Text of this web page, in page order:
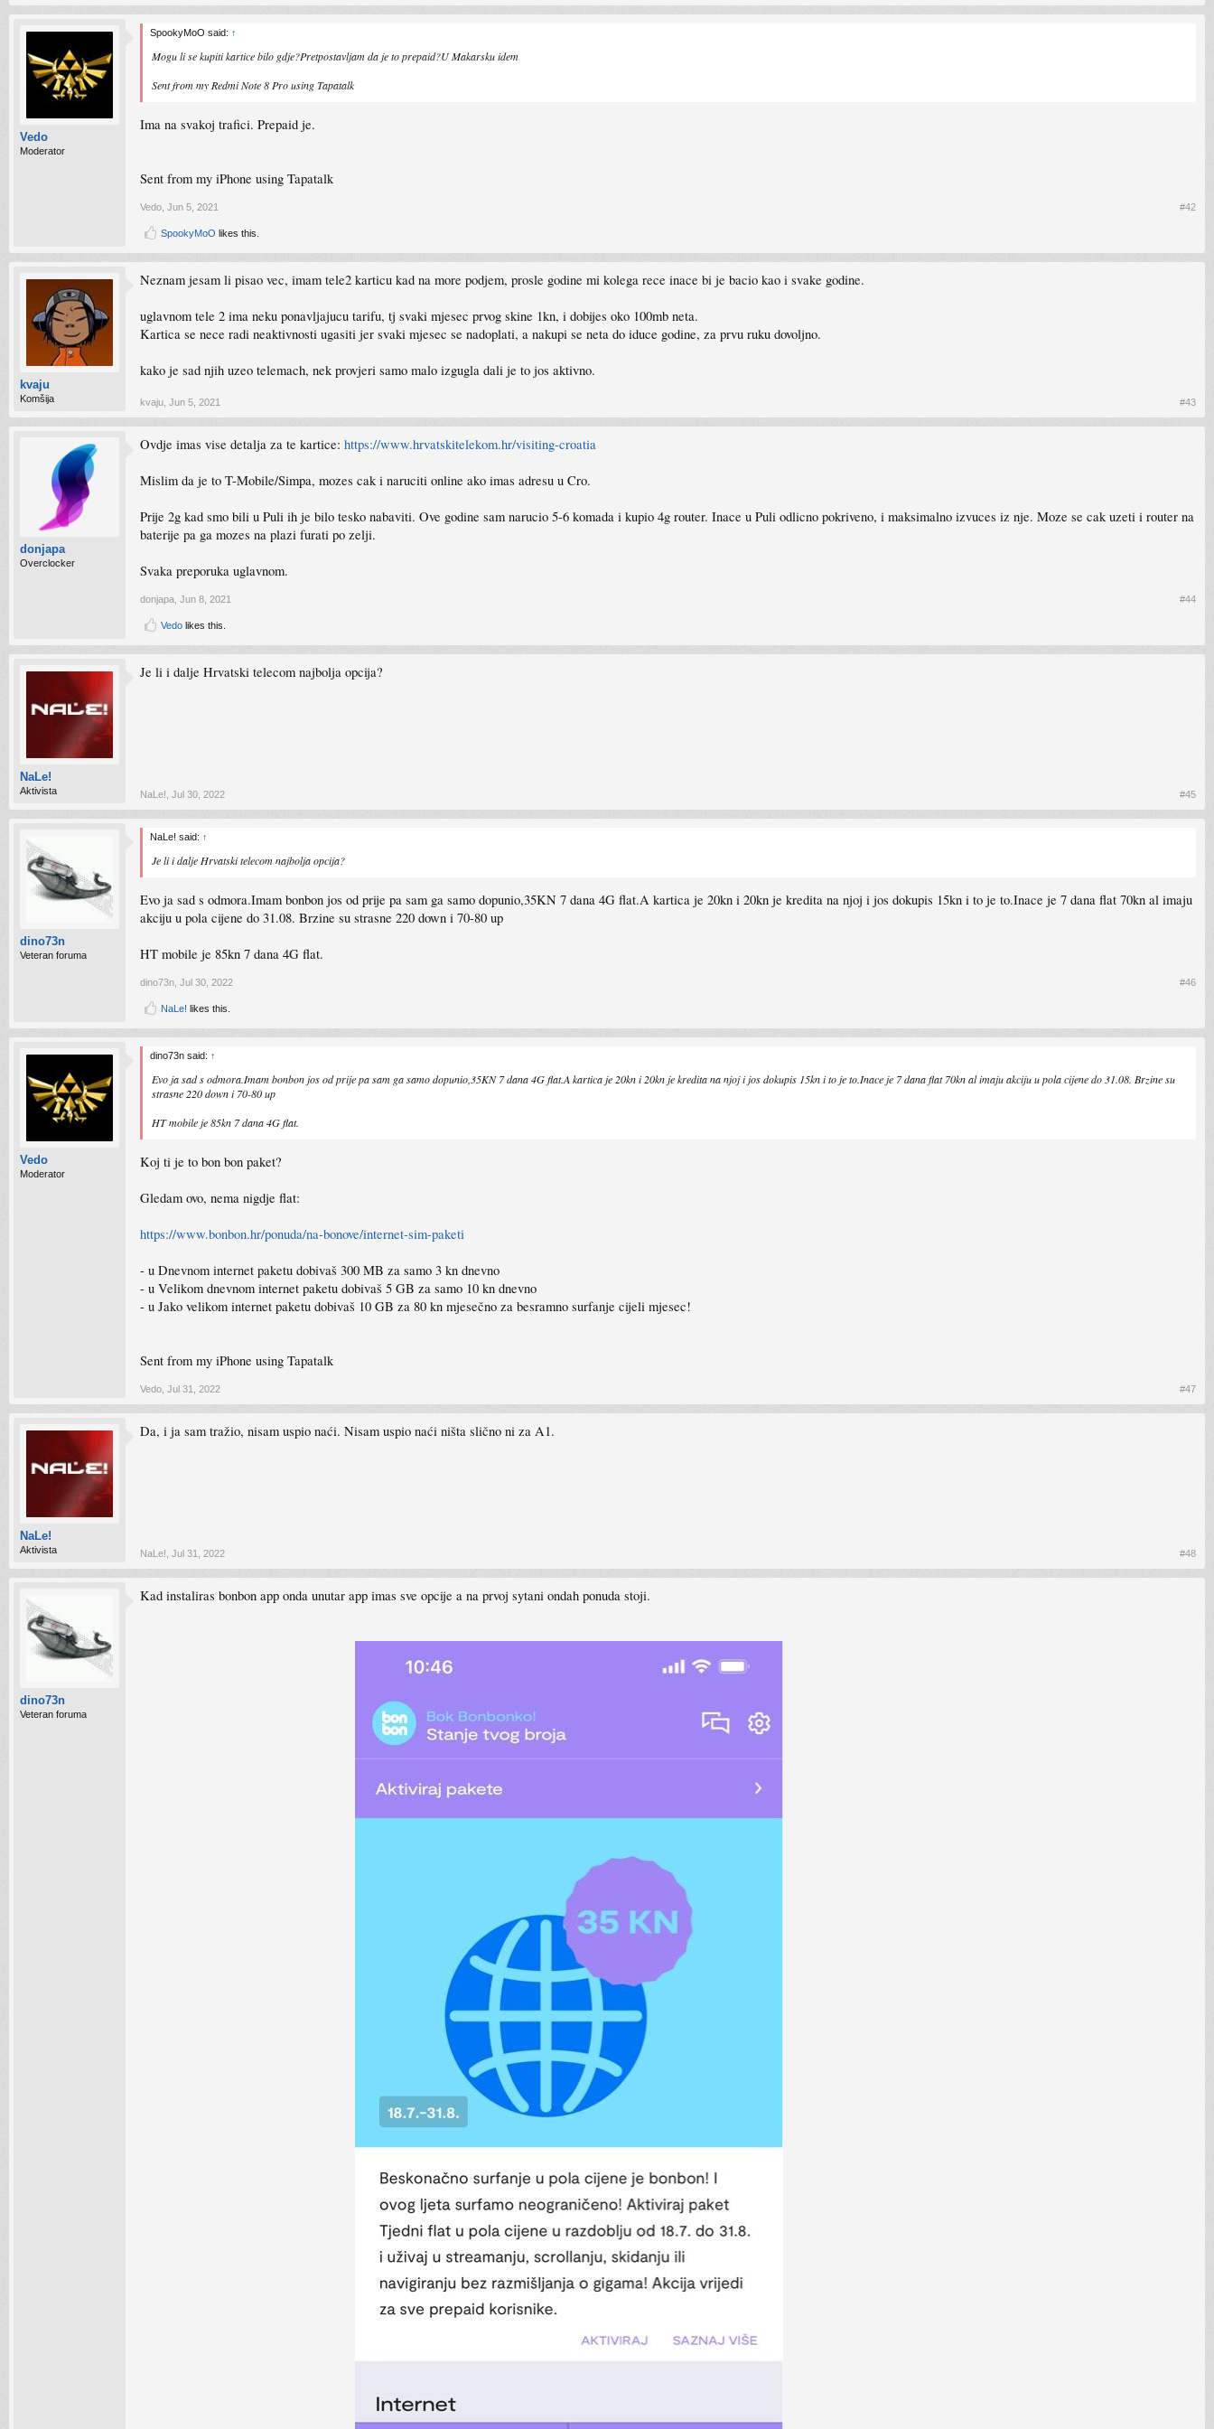
Vedo
Moderator
SpookyMoO said: ↑
Mogu li se kupiti kartice bilo gdje?Pretpostavljam da je to prepaid?U Makarsku idem
Sent from my Redmi Note 8 Pro using Tapatalk
Ima na svakoj trafici. Prepaid je.
Sent from my iPhone using Tapatalk
Vedo Jun 5, 2021 #42
SpookyMoO likes this.
kvaju
Komšija
Neznam jesam li pisao vec, imam tele2 karticu kad na more podjem, prosle godine mi kolega rece inace bi je bacio kao i svake godine.
uglavnom tele 2 ima neku ponavljajucu tarifu, tj svaki mjesec prvog skine 1kn, i dobijes oko 100mb neta.
Kartica se nece radi neaktivnosti ugasiti jer svaki mjesec se nadoplati, a nakupi se neta do iduce godine, za prvu ruku dovoljno.
kako je sad njih uzeo telemach, nek provjeri samo malo izgugla dali je to jos aktivno.
kvaju Jun 5, 2021 #43
donjapa
Overclocker
Ovdje imas vise detalja za te kartice: https://www.hrvatskitelekom.hr/visiting-croatia
Mislim da je to T-Mobile/Simpa, mozes cak i naruciti online ako imas adresu u Cro.
Prije 2g kad smo bili u Puli ih je bilo tesko nabaviti. Ove godine sam narucio 5-6 komada i kupio 4g router. Inace u Puli odlicno pokriveno, i maksimalno izvuces iz nje. Moze se cak uzeti i router na
baterije pa ga mozes na plazi furati po zelji.
Svaka preporuka uglavnom.
donjapa Jun 8, 2021 #44
Vedo likes this.
NaLe!
Aktivista
Je li i dalje Hrvatski telecom najbolja opcija?
NaLe! Jul 30, 2022 #45
dino73n
Veteran foruma
NaLe! said: ↑
Je li i dalje Hrvatski telecom najbolja opcija?
Evo ja sad s odmora.Imam bonbon jos od prije pa sam ga samo dopunio,35KN 7 dana 4G flat.A kartica je 20kn i 20kn je kredita na njoj i jos dokupis 15kn i to je to.Inace je 7 dana flat 70kn al imaju
akciju u pola cijene do 31.08. Brzine su strasne 220 down i 70-80 up
HT mobile je 85kn 7 dana 4G flat.
dino73n Jul 30, 2022 #46
NaLe! likes this.
Vedo
Moderator
dino73n said: ↑
Evo ja sad s odmora.Imam bonbon jos od prije pa sam ga samo dopunio,35KN 7 dana 4G flat.A kartica je 20kn i 20kn je kredita na njoj i jos dokupis 15kn i to je to.Inace je 7 dana flat 70kn al imaju akciju u pola cijene do 31.08. Brzine su
strasne 220 down i 70-80 up
HT mobile je 85kn 7 dana 4G flat.
Koj ti je to bon bon paket?
Gledam ovo, nema nigdje flat:
https://www.bonbon.hr/ponuda/na-bonove/internet-sim-paketi
- u Dnevnom internet paketu dobivaš 300 MB za samo 3 kn dnevno
- u Velikom dnevnom internet paketu dobivaš 5 GB za samo 10 kn dnevno
- u Jako velikom internet paketu dobivaš 10 GB za 80 kn mjesečno za besramno surfanje cijeli mjesec!
Sent from my iPhone using Tapatalk
Vedo Jul 31, 2022 #47
NaLe!
Aktivista
Da, i ja sam tražio, nisam uspio naći. Nisam uspio naći ništa slično ni za A1.
NaLe! Jul 31, 2022 #48
dino73n
Veteran foruma
Kad instaliras bonbon app onda unutar app imas sve opcije a na prvoj sytani ondah ponuda stoji.